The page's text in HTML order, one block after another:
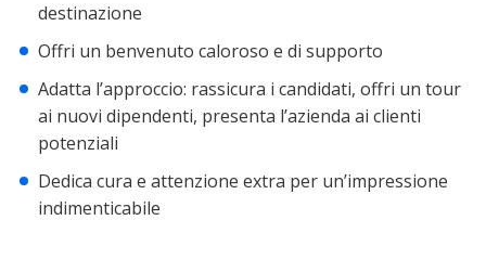
destinazione
Offri un benvenuto caloroso e di supporto
Adatta l’approccio: rassicura i candidati, offri un tour
ai nuovi dipendenti, presenta l’azienda ai clienti
potenziali
Dedica cura e attenzione extra per un’impressione
indimenticabile